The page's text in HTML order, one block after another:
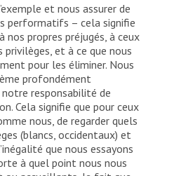
et nous assurer de
performatifs – cela signifie
nos propres préjugés, à ceux
privilèges, et à ce que nous
pour les éliminer. Nous
profondément
responsabilité de
Cela signifie que pour ceux
nous, de regarder quels
(blancs, occidentaux) et
que nous essayons
à quel point nous nous